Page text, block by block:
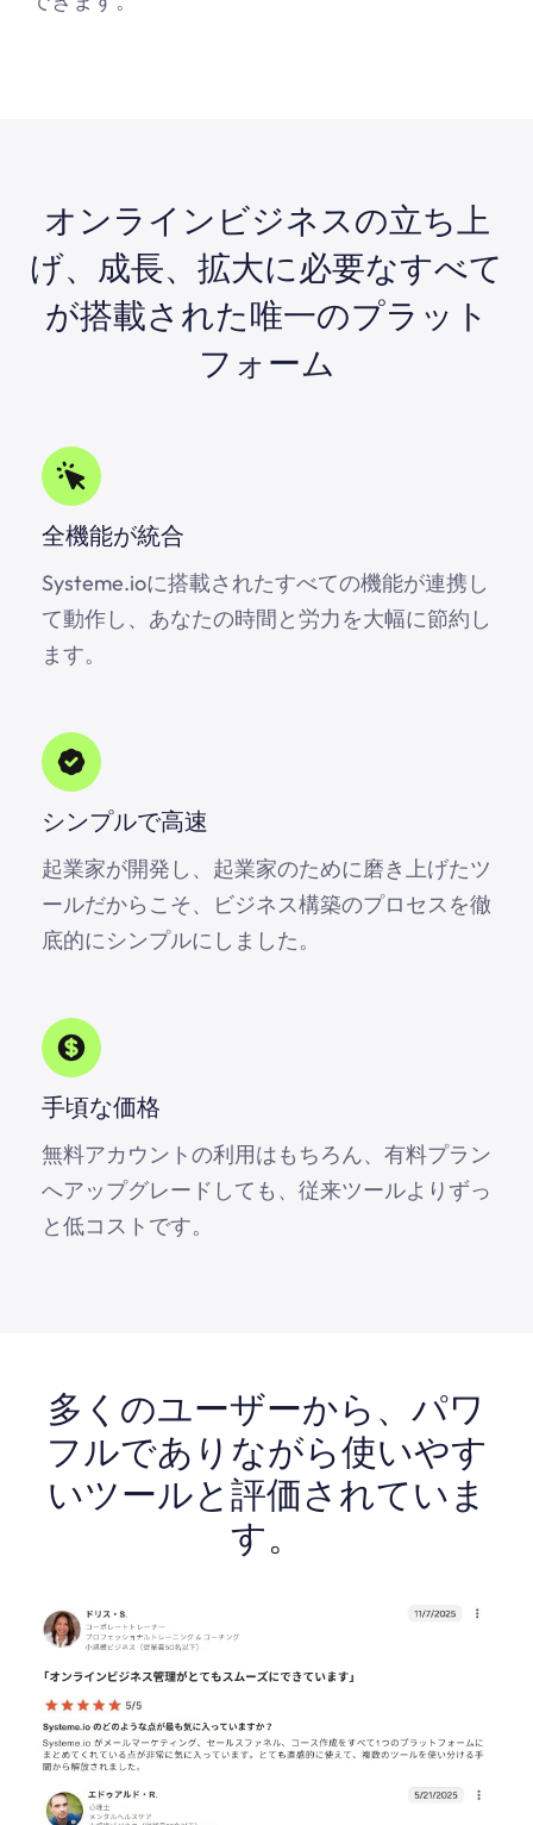
オンラインビジネスの立ち上
げ、成長、拡大に必要なすべて
が搭載された唯一のプラット
フォーム
全機能が統合
Systeme.ioに搭載されたすべての機能が連携し
て動作し、あなたの時間と労力を大幅に節約し
ます。
シンプルで高速
起業家が開発し、起業家のために磨き上げたツ
ールだからこそ、ビジネス構築のプロセスを徹
底的にシンプルにしました。
手頃な価格
無料アカウントの利用はもちろん、有料プラン
へアップグレードしても、従来ツールよりずっ
と低コストです。
多くのユーザーから、パワ
フルでありながら使いやす
いツールと評価されていま
す。